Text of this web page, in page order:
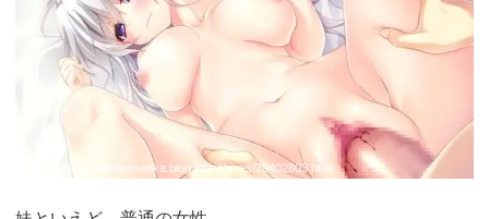
http://doujinerosenka.blog.jp/archives/29402803.html